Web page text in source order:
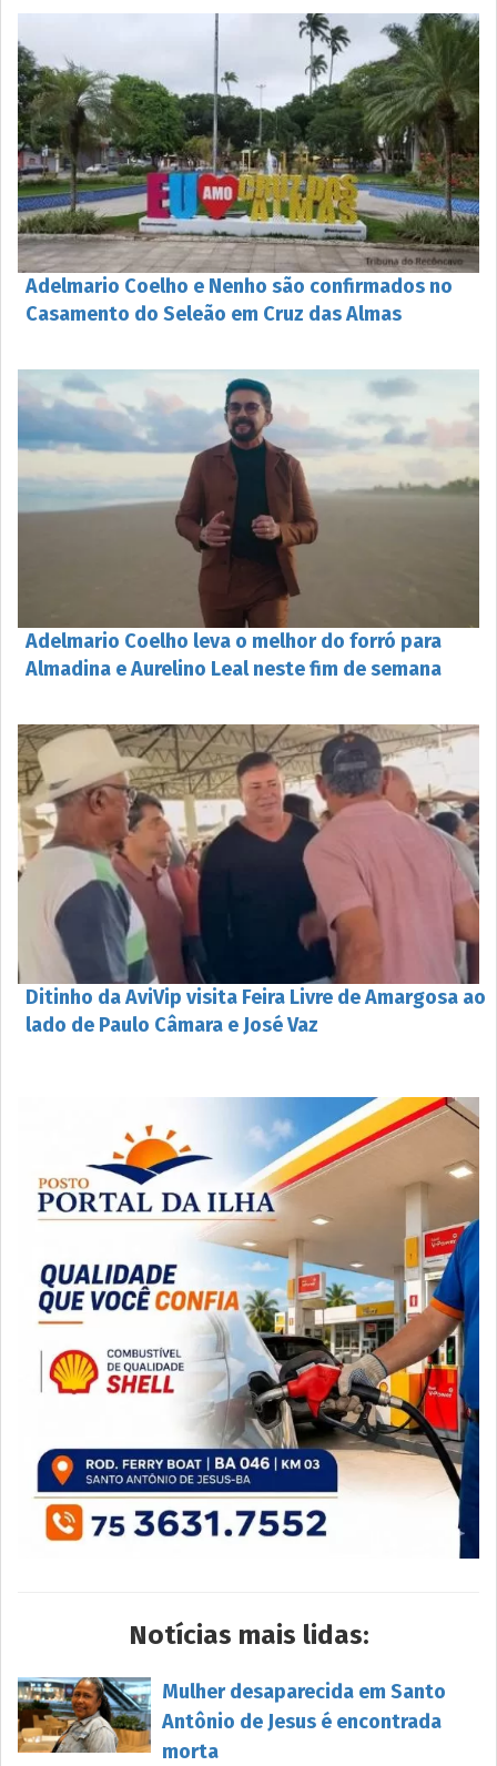
Adelmario Coelho e Nenho são confirmados no
Casamento do Seleão em Cruz das Almas
Adelmario Coelho leva o melhor do forró para
Almadina e Aurelino Leal neste fim de semana
Ditinho da AviVip visita Feira Livre de Amargosa ao
lado de Paulo Câmara e José Vaz
Notícias mais lidas:
Mulher desaparecida em Santo
Antônio de Jesus é encontrada
morta